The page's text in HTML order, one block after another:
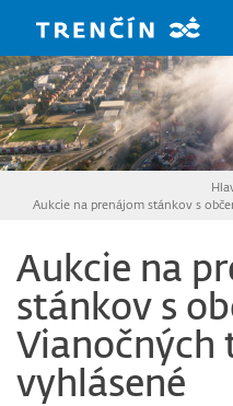
Aukcie na prenájom stánkov s
Aukcie na
stánkov s
Vianočných
vyhlásené